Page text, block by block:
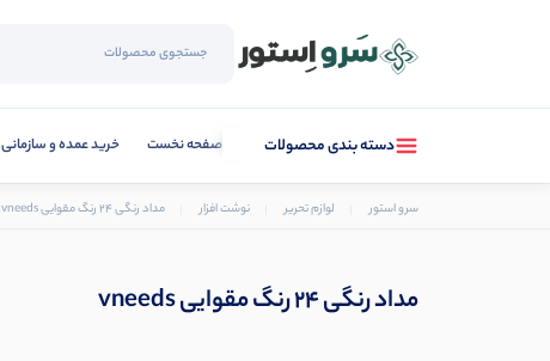
دسته بندی محصولات صفحه نخست خرید عمده و سازمانی
سرو استور لوازم تحریر نوشت افزار مداد رنگی 24 رنگ مقوایی vneeds
مداد رنگی 24 رنگ مقوایی vneeds